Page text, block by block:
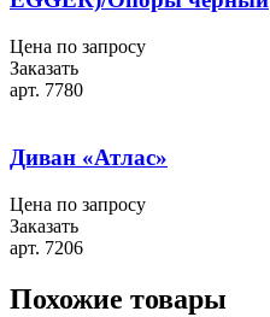
Цена по запросу
Заказать
арт. 7780
Диван «Атлас»
Цена по запросу
Заказать
арт. 7206
Похожие товары